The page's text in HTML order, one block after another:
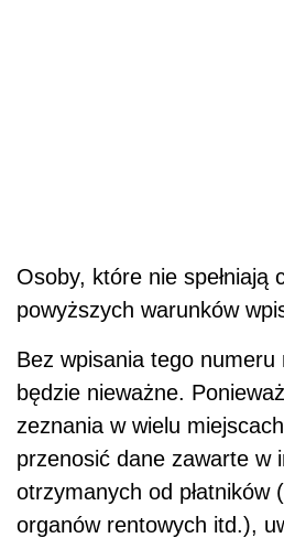
Osoby, które nie spełniają
powyższych warunków
Bez wpisania tego numeru
będzie nieważne.
zeznania w wielu
przenosić dane zawarte w
otrzymanych od płatników
organów rentowych itd.),